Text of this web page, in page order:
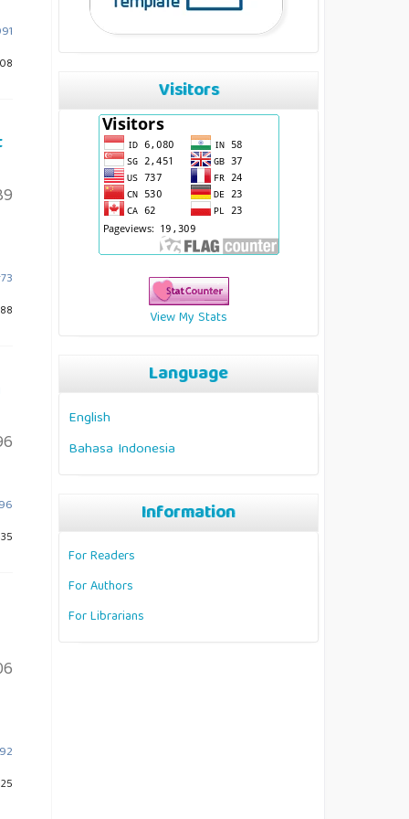
Visitors
View My Stats
Language
English
Bahasa Indonesia
Information
For Readers
For Authors
For Librarians